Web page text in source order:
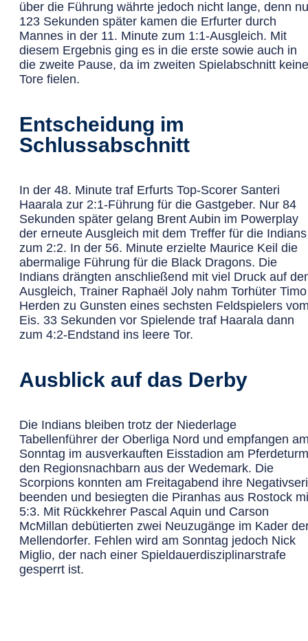
über die Führung währte jedoch nicht lange, denn
123 Sekunden später kamen die Erfurter durch
Mannes in der 11. Minute zum 1:1-Ausgleich. Mit
diesem Ergebnis ging es in die erste sowie auch in
die zweite Pause, da im zweiten Spielabschnitt keine
Tore fielen.
Entscheidung im
Schlussabschnitt
In der 48. Minute traf Erfurts Top-Scorer Santeri
Haarala zur 2:1-Führung für die Gastgeber. Nur 84
Sekunden später gelang Brent Aubin im Powerplay
der erneute Ausgleich mit dem Treffer für die Indians
zum 2:2. In der 56. Minute erzielte Maurice Keil die
abermalige Führung für die Black Dragons. Die
Indians drängten anschließend mit viel Druck auf
Ausgleich, Trainer Raphaël Joly nahm Torhüter Timo
Herden zu Gunsten eines sechsten Feldspielers
Eis. 33 Sekunden vor Spielende traf Haarala dann
zum 4:2-Endstand ins leere Tor.
Ausblick auf das Derby
Die Indians bleiben trotz der Niederlage
Tabellenführer der Oberliga Nord und empfangen
Sonntag im ausverkauften Eisstadion am Pferdeturm
den Regionsnachbarn aus der Wedemark. Die
Scorpions konnten am Freitagabend ihre
beenden und besiegten die Piranhas aus Rostock
5:3. Mit Rückkehrer Pascal Aquin und Carson
McMillan debütierten zwei Neuzugänge im Kader
Mellendorfer. Fehlen wird am Sonntag jedoch Nick
Miglio, der nach einer Spieldauerdisziplinarstrafe
gesperrt ist.